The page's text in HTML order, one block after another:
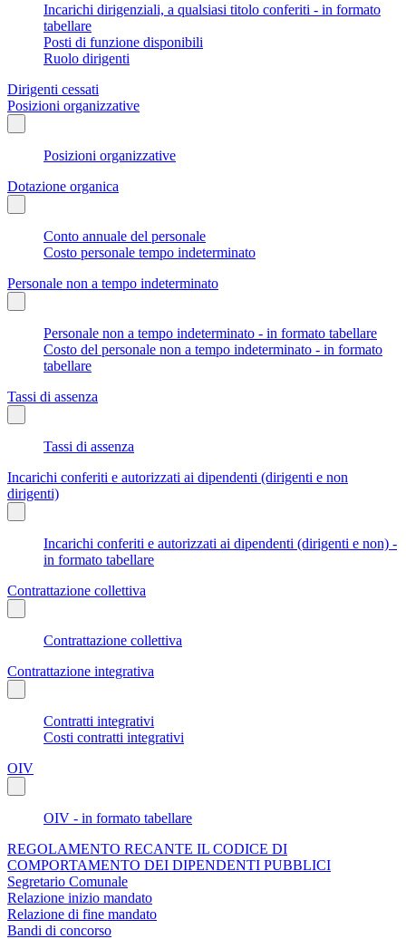
Incarichi dirigenziali, a qualsiasi titolo conferiti - in formato
tabellare
Posti di funzione disponibili
Ruolo dirigenti
Dirigenti cessati
Posizioni organizzative
Posizioni organizzative
Dotazione organica
Conto annuale del personale
Costo personale tempo indeterminato
Personale non a tempo indeterminato
Personale non a tempo indeterminato - in formato tabellare
Costo del personale non a tempo indeterminato - in formato
tabellare
Tassi di assenza
Tassi di assenza
Incarichi conferiti e autorizzati ai dipendenti (dirigenti e non
dirigenti)
Incarichi conferiti e autorizzati ai dipendenti (dirigenti e non) -
in formato tabellare
Contrattazione collettiva
Contrattazione collettiva
Contrattazione integrativa
Contratti integrativi
Costi contratti integrativi
OIV
OIV - in formato tabellare
REGOLAMENTO RECANTE IL CODICE DI
COMPORTAMENTO DEI DIPENDENTI PUBBLICI
Segretario Comunale
Relazione inizio mandato
Relazione di fine mandato
Bandi di concorso